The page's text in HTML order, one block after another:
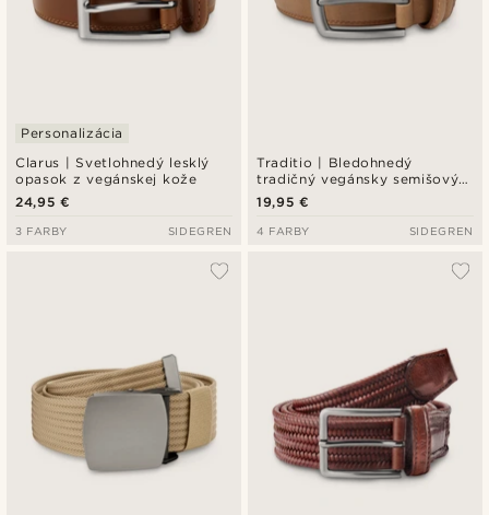
Clarus | Svetlohnedý lesklý
opasok z vegánskej kože
Personalizácia
24,95 €
3 FARBY SIDEGREN
Traditio | Bledohnedý
tradičný vegánsky semišový
opasok
19,95 €
4 FARBY SIDEGREN